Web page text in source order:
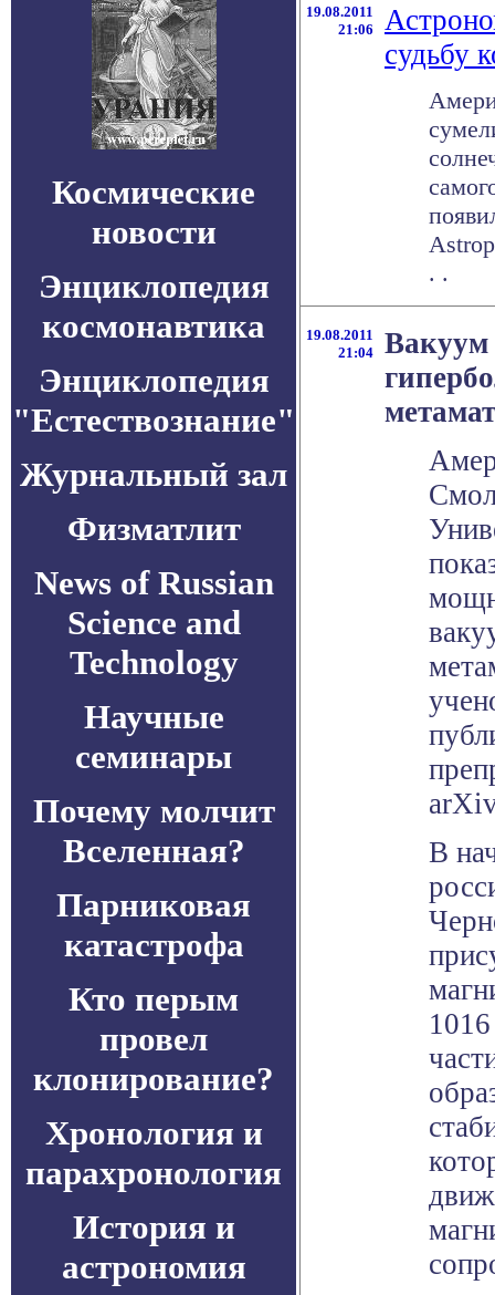
Космические
новости
Энциклопедия
космонавтика
Энциклопедия
"Естествознание"
Журнальный зал
Физматлит
News of Russian
Science and
Technology
Научные
семинары
Почему молчит
Вселенная?
Парниковая
катастрофа
Кто перым
провел
клонирование?
Хронология и
парахронология
История и
астрономия
19.08.2011
21:06
судьбу
. .
19.08.2011
21:04
Вакуум
В